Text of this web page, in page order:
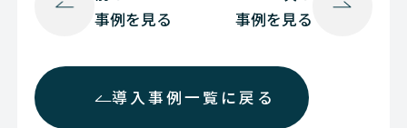
事例を見る
導入事例一覧に戻る
事例を見る